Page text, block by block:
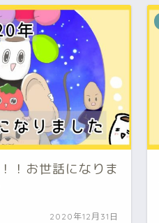
！お世話になりま
2020年12月31日